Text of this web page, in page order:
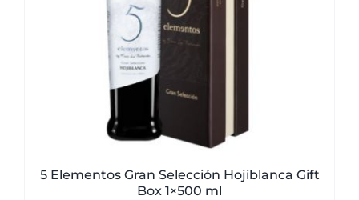
5 Elementos Gran Selección Hojiblanca Gift
Box 1×500 ml